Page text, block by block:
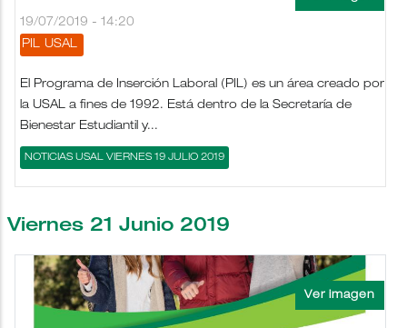
19/07/2019 - 14:20
PIL USAL
El Programa de Inserción Laboral (PIL) es un área creado por
la USAL a fines de 1992. Está dentro de la Secretaría de
Bienestar Estudiantil y...
NOTICIAS USAL VIERNES 19 JULIO 2019
Viernes 21 Junio 2019